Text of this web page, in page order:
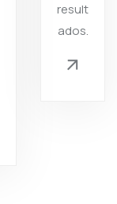
result
ados.